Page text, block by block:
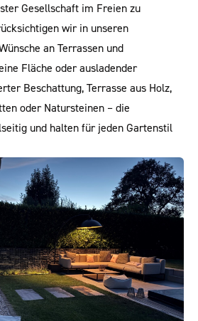
Gesellschaft im Freien zu
wir in unseren
an Terrassen und
Fläche oder ausladender
Beschattung, Terrasse aus Holz,
oder Natursteinen – die
und halten für jeden Gartenstil